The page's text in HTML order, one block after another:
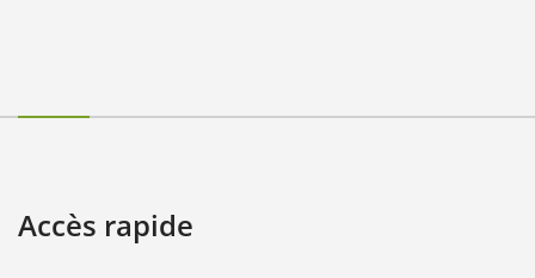
Accès rapide